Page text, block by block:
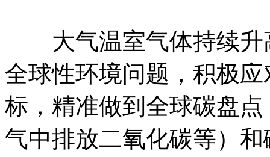
大气温室气体持续升
全球性环境问题，积极
标，精准做到全球碳盘
气中排放二氧化碳等）